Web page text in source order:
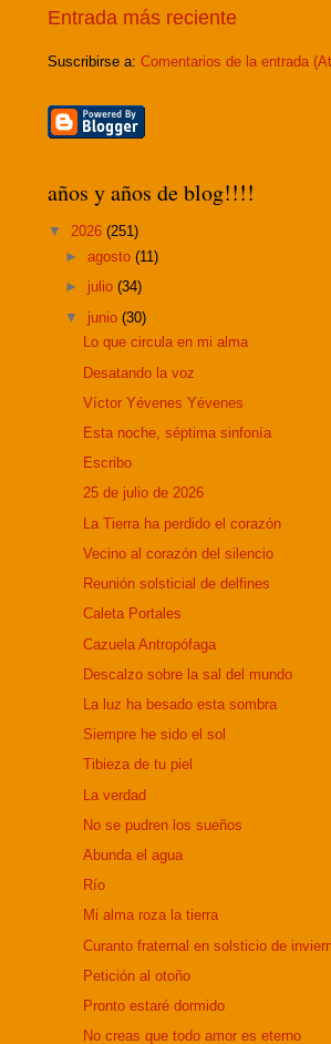
Entrada más reciente
Suscribirse a: Comentarios de la entrada
años y años de blog!!!!
▼ 2026 (251)
►agosto(11)
► julio(34)
▼ junio(30)
Lo que circula en mi alma
Desatando la voz
Víctor Yévenes Yévenes
Esta noche, séptima sinfonía
Escribo
25 de julio de 2026
La Tierra ha perdido el corazón
Vecino al corazón del silencio
Reunión solsticial de delfines
Caleta Portales
Cazuela Antropófaga
Descalzo sobre la sal del mundo
La luz ha besado esta sombra
Siempre he sido el sol
Tibieza de tu piel
La verdad
No se pudren los sueños
Abunda el agua
Río
Mi alma roza la tierra
Curanto fraternal en solsticio de
Petición al otoño
Pronto estaré dormido
No creas que todo amor es eterno